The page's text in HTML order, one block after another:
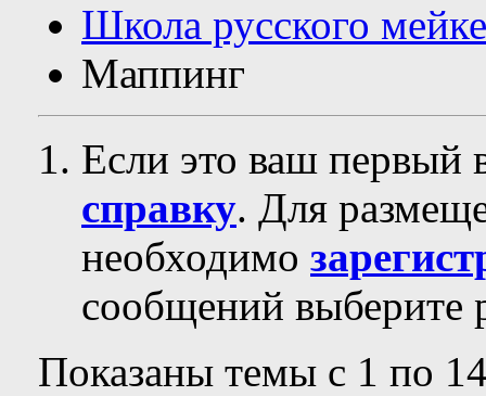
Школа русского
Маппинг
Если это ваш первый
справку. Для
необходимо
сообщений выберите
Показаны темы с 1 по